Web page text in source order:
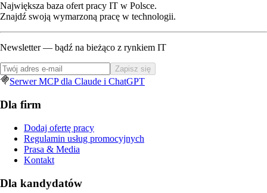
Największa baza ofert pracy IT w Polsce.
Znajdź swoją wymarzoną pracę w technologii.
Newsletter — bądź na bieżąco z rynkiem IT
Zapisz się
Serwer MCP dla Claude i ChatGPT
Dla firm
Dodaj ofertę pracy
Regulamin usług promocyjnych
Prasa & Media
Kontakt
Dla kandydatów